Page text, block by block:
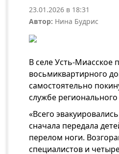
23.01.2026 в 18:31
Автор: Нина Будрис
В селе Усть-Миасское
восьмиквартирного
самостоятельно
службе
«Всего
сначала передала
перелом ноги.
специалистов и